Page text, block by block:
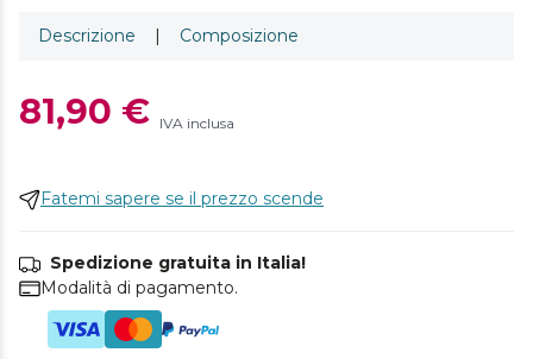
Descrizione | Composizione
81,90 € IVA inclusa
Fatemi sapere se il prezzo scende
Spedizione gratuita in Italia!
Modalità di pagamento.